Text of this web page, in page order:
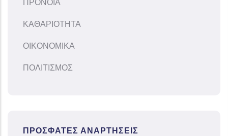
ΠΡΟΝΟΙΑ
ΚΑΘΑΡΙΟΤΗΤΑ
ΟΙΚΟΝΟΜΙΚΑ
ΠΟΛΙΤΙΣΜΟΣ
ΠΡΌΣΦΑΤΕΣ ΑΝΑΡΤΉΣΕΙΣ